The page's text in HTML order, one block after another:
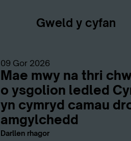
Gweld y cyfan
09 Gor 2026
Mae mwy na thri
o ysgolion ledled
yn cymryd camau
amgylchedd
Darllen rhagor